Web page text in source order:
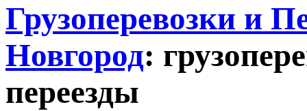
Грузоперевозки и
Новгород:
переезды